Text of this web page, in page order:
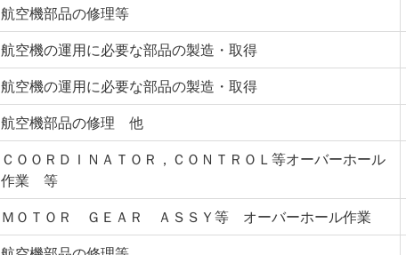
航空機部品の修理等
航空機の運用に必要な部品の製造・取得
航空機の運用に必要な部品の製造・取得
航空機部品の修理 他
ＣＯＯＲＤＩＮＡＴＯＲ，ＣＯＮＴＲＯＬ等オーバーホール
作業 等
ＭＯＴＯＲ ＧＥＡＲ ＡＳＳＹ等 オーバーホール作業